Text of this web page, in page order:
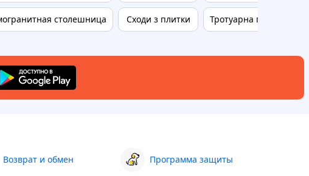
столешница Сходи з плитки Тротуарна плитка з
Возврат и обмен Программа защиты